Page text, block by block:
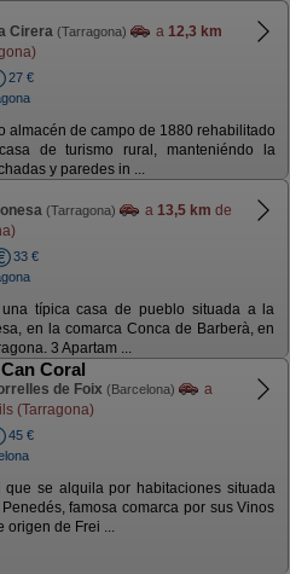
Cirera (Tarragona) a 12,3 km
27 €
almacén de campo de 1880 rehabilitado
de turismo rural, manteniéndo la
y paredes in ...
(Tarragona) a 13,5 km de
33 €
típica casa de pueblo situada a la
en la comarca Conca de Barberà, en
3 Apartam ...
Coral
de Foix (Barcelona)
a
(Tarragona)
45 €
que se alquila por habitaciones situada
famosa comarca por sus Vinos
origen de Frei ...